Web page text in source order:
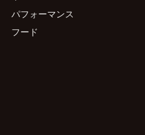
パフォーマンス
フード